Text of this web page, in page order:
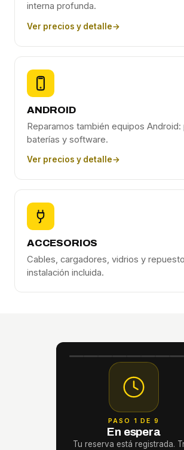
interna profunda.
Ver precios y detalle→
ANDROID
Reparamos también equipos Android:
baterías y software.
Ver precios y detalle→
ACCESORIOS
Cables, cargadores, vidrios y
instalación incluida.
PASO 1 DE 9
En espera
Tu reserva está registrada.